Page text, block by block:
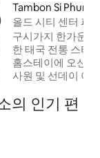
점 만점), 후기 185
Tambon Si Phum
올드 시티 센터 파
복판에 위치한 스
구시가지 한가운
한 태국 전통 스타
홈스테이에 오신
사원 및 선데이 야
에게 적합합니다. 숙박 기간 동안 바로 앞에
있는 치앙마이 구
의 인기 편